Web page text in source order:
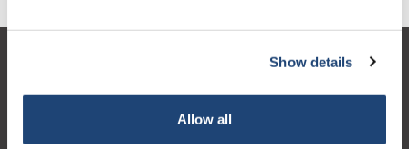
Show details
Allow all
Contactgegevens